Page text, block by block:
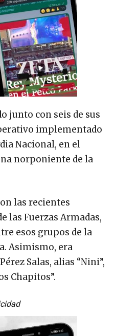
junto con seis de sus
implementado
Nacional, en el
norponiente de la
las recientes
las Fuerzas Armadas,
esos grupos de la
Asimismo, era
Salas, alias “Nini”,
Chapitos”.